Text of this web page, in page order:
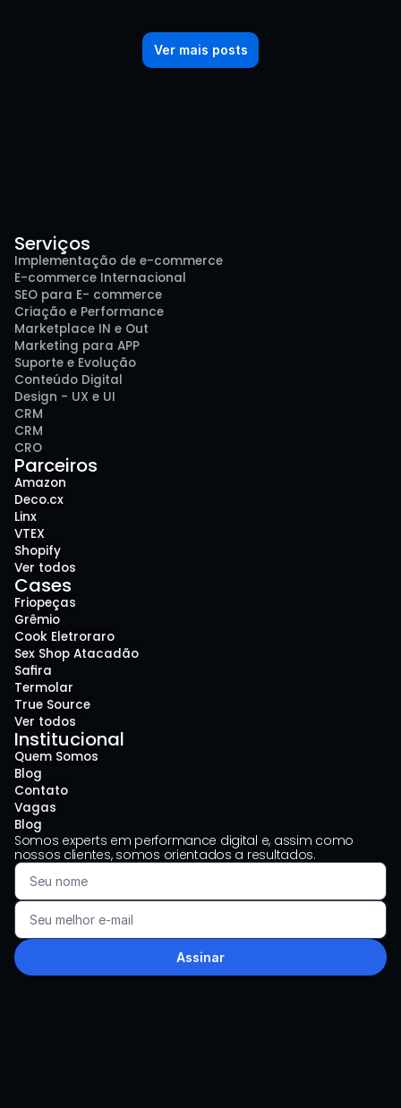
Ver mais posts
Serviços
Implementação de e-commerce
E-commerce Internacional
SEO para E- commerce
Criação e Performance
Marketplace IN e Out
Marketing para APP
Suporte e Evolução
Conteúdo Digital
Design - UX e UI
CRM
CRM
CRO
Parceiros
Amazon
Deco.cx
Linx
VTEX
Shopify
Ver todos
Cases
Friopeças
Grêmio
Cook Eletroraro
Sex Shop Atacadão
Safira
Termolar
True Source
Ver todos
Institucional
Quem Somos
Blog
Contato
Vagas
Blog
Somos experts em performance digital e, assim como
nossos clientes, somos orientados a resultados.
Assinar